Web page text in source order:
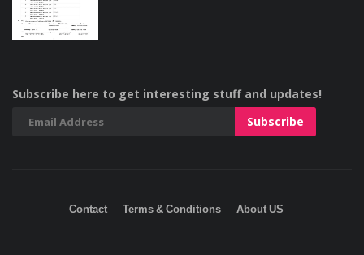
Subscribe here to get interesting stuff and updates!
Contact Terms & Conditions About US